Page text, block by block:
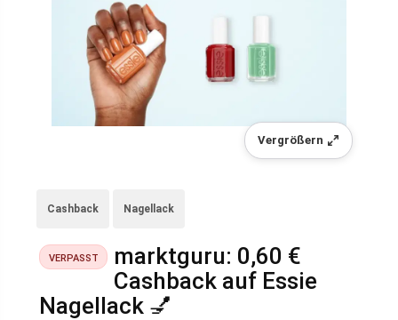
Vergrößern
Cashback Nagellack
VERPASST
marktguru: 0,60 €
Cashback auf Essie
Nagellack 💅